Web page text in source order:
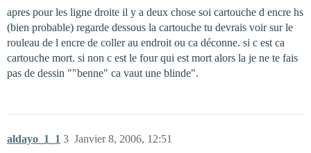
apres pour les ligne droite il y a deux chose soi cartouche d encre hs
(bien probable) regarde dessous la cartouche tu devrais voir sur le
rouleau de l encre de coller au endroit ou ca déconne. si c est ca
cartouche mort. si non c est le four qui est mort alors la je ne te fais
pas de dessin ""benne" ca vaut une blinde".
aldayo_1_1 Janvier 8, 2006, 12:51
3